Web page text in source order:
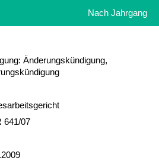
Nach Jahrgang
Änderungskündigung,
641/07